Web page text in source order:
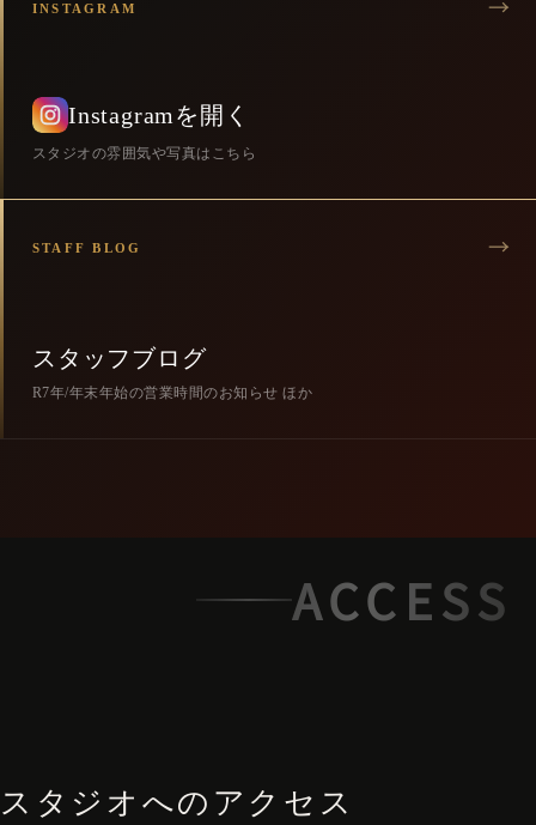
INSTAGRAM
Instagramを開く
スタジオの雰囲気や写真はこちら
STAFF BLOG
スタッフブログ
R7年/年末年始の営業時間のお知らせ ほか
ACCESS
スタジオへのアクセス